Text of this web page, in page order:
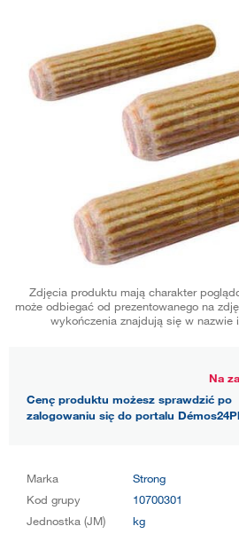
Zdjęcia produktu mają charakter
może odbiegać od prezentowanego na
wykończenia znajdują się w
Na
Cenę produktu możesz sprawdzić po
zalogowaniu się do portalu
Marka
Strong
Kod grupy
10700301
Jednostka (JM)
kg